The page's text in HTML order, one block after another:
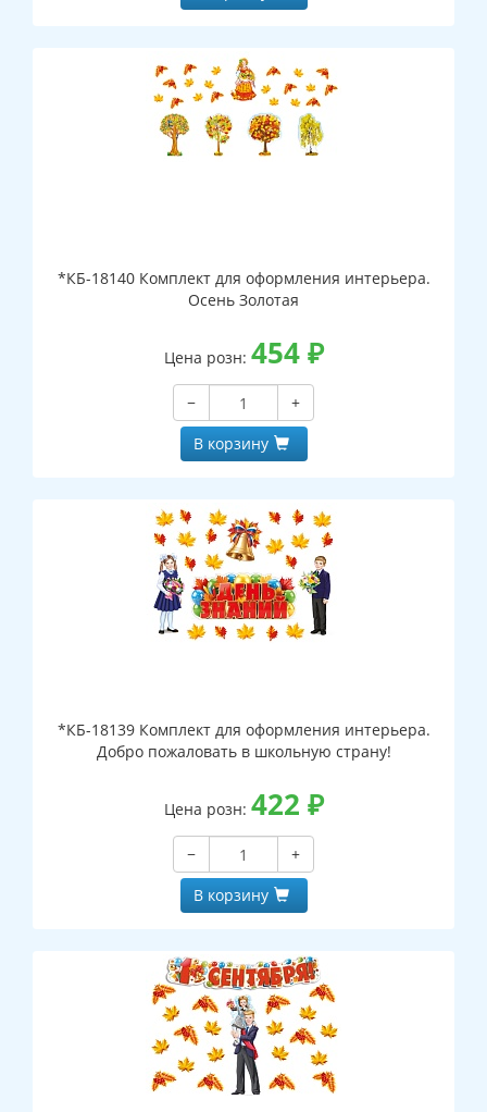
*КБ-18140 Комплект для оформления интерьера.
Осень Золотая
Цена розн: 454₽
−
+
В корзину
*КБ-18139 Комплект для оформления интерьера.
Добро пожаловать в школьную страну!
Цена розн: 422 ₽
−
+
В корзину